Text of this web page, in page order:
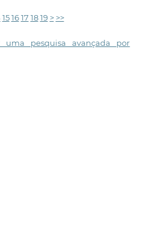
15 16 17 18 19 > >>
uma pesquisa avançada por